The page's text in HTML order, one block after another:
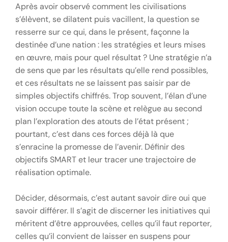
Après avoir observé comment les civilisations
s’élèvent, se dilatent puis vacillent, la question se
resserre sur ce qui, dans le présent, façonne la
destinée d’une nation : les stratégies et leurs mises
en œuvre, mais pour quel résultat ? Une stratégie n’a
de sens que par les résultats qu’elle rend possibles,
et ces résultats ne se laissent pas saisir par de
simples objectifs chiffrés. Trop souvent, l’élan d’une
vision occupe toute la scène et relègue au second
plan l’exploration des atouts de l’état présent ;
pourtant, c’est dans ces forces déjà là que
s’enracine la promesse de l’avenir. Définir des
objectifs SMART et leur tracer une trajectoire de
réalisation optimale.
Décider, désormais, c’est autant savoir dire oui que
savoir différer. Il s’agit de discerner les initiatives qui
méritent d’être approuvées, celles qu’il faut reporter,
celles qu’il convient de laisser en suspens pour